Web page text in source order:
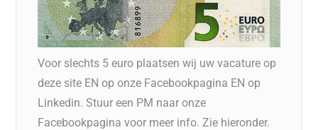
Voor slechts 5 euro plaatsen wij uw vacature op
deze site EN op onze Facebookpagina EN op
Linkedin. Stuur een PM naar onze
Facebookpagina voor meer info. Zie hieronder.